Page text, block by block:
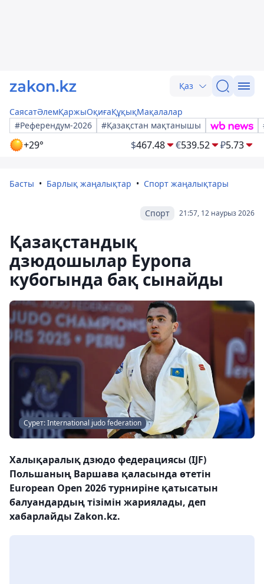
Қаз
СаясатӘлемҚаржыОқиғаҚұқықМақалалар
#Референдум-2026
#Қазақстан мақтанышы
+29° $467.48 €539.52 ₽5.73
Басты Барлық жаңалықтар Спорт жаңалықтары
21:57, 12 наурыз 2026
Спорт
Қазақстандық
дзюдошылар Еуропа
кубогында бақ сынайды
Сурет: International judo federation
Халықаралық дзюдо федерациясы (IJF)
Польшаның Варшава қаласында өтетін
European Open 2026 турниріне қатысатын
балуандардың тізімін жариялады, деп
хабарлайды Zakon.kz.